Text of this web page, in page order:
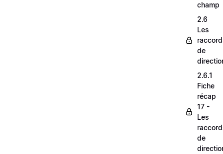
champ
2.6
Les
de
2.6.1
Fiche
récap
17 -
Les
de